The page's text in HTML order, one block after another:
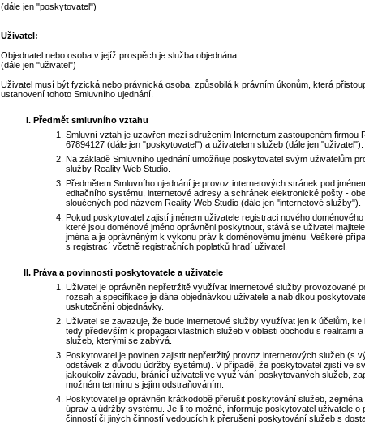
(dále jen "poskytovatel")
Uživatel:
Objednatel nebo osoba v jejíž prospěch je služba objednána.
(dále jen "uživatel")
Uživatel musí být fyzická nebo právnická osoba, způsobilá k právním úkonům, která
ustanovení tohoto Smluvního ujednání.
Předmět smluvního vztahu
Smluvní vztah je uzavřen mezi sdružením Internetum zastoupeném firmou
67894127 (dále jen "poskytovatel") a uživatelem služeb (dále jen "uživatel").
Na základě Smluvního ujednání umožňuje poskytovatel svým uživatelům
služby Reality Web Studio.
Předmětem Smluvního ujednání je provoz internetových stránek pod
editačního systému, internetové adresy a schránek elektronické pošty -
sloučených pod názvem Reality Web Studio (dále jen "internetové služby").
Pokud poskytovatel zajistí jménem uživatele registraci nového doménového
které jsou doménové jméno oprávněni poskytnout, stává se uživatel
jména a je oprávněným k výkonu práv k doménovému jménu. Veškeré
s registrací včetně registračních poplatků hradí uživatel.
Práva a povinnosti poskytovatele a uživatele
Uživatel je oprávněn nepřetržitě využívat internetové služby provozované
rozsah a specifikace je dána objednávkou uživatele a nabídkou
uskutečnění objednávky.
Uživatel se zavazuje, že bude internetové služby využívat jen k účelům, ke
tedy především k propagaci vlastních služeb v oblasti obchodu s realitami
služeb, kterými se zabývá.
Poskytovatel je povinen zajistit nepřetržitý provoz internetových služeb (s
odstávek z důvodu údržby systému). V případě, že poskytovatel zjistí ve
jakoukoliv závadu, bránící uživateli ve využívání poskytovaných služeb,
možném termínu s jejím odstraňováním.
Poskytovatel je oprávněn krátkodobě přerušit poskytování služeb,
úprav a údržby systému. Je-li to možné, informuje poskytovatel uživatele o
činností či jiných činností vedoucích k přerušení poskytování služeb s